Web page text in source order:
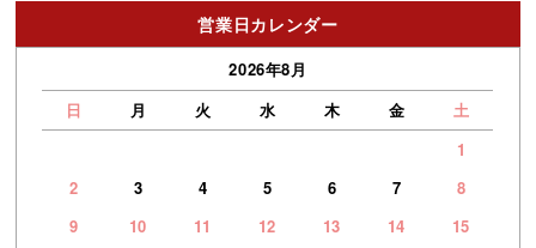
営業日カレンダー
2026年8月
日
月 火 水 木 金
土
1
2
3 4 5 6 7
8
9
10 11 12 13 14
15